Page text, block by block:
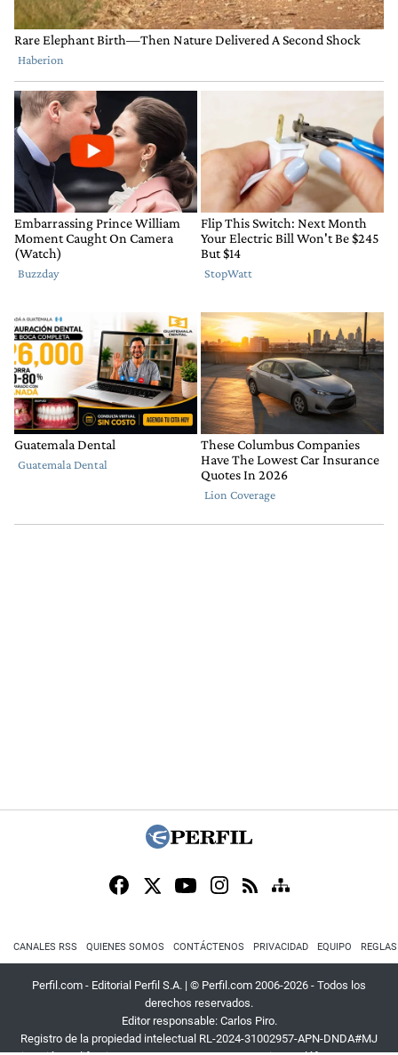
CANALES RSS QUIENES SOMOS CONTÁCTENOS PRIVACIDAD EQUIPO
Perfil.com - Editorial Perfil S.A. | © Perfil.com 2006-2026 - Todos los
derechos reservados.
Editor responsable: Carlos Piro.
Registro de la propiedad intelectual RL-2024-31002957-APN-DNDA#MJ